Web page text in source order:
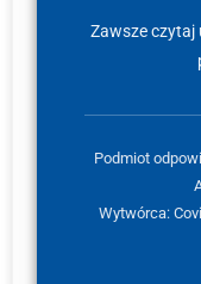
Zawsze czytaj
Podmiot
Wytwórca: